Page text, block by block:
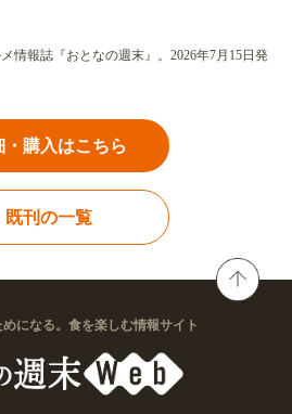
情報誌『おとなの週末』。2026年7月15日発
・購入はこちら
既刊の一覧
になる。食を楽しむ情報サイト